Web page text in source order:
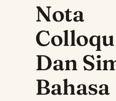
Nota
Dan
Bahasa